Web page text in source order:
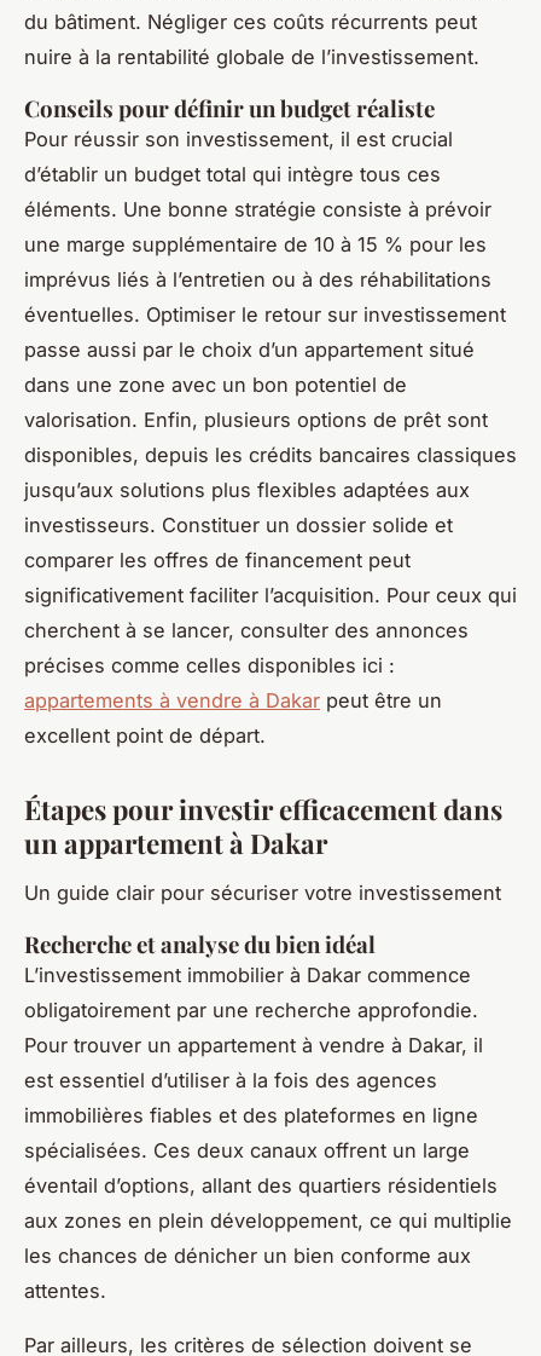
du bâtiment. Négliger ces coûts récurrents peut
nuire à la rentabilité globale de l’investissement.
Conseils pour définir un budget réaliste
Pour réussir son investissement, il est crucial
d’établir un budget total qui intègre tous ces
éléments. Une bonne stratégie consiste à prévoir
une marge supplémentaire de 10 à 15 % pour les
imprévus liés à l’entretien ou à des réhabilitations
éventuelles. Optimiser le retour sur investissement
passe aussi par le choix d’un appartement situé
dans une zone avec un bon potentiel de
valorisation. Enfin, plusieurs options de prêt sont
disponibles, depuis les crédits bancaires classiques
jusqu’aux solutions plus flexibles adaptées aux
investisseurs. Constituer un dossier solide et
comparer les offres de financement peut
significativement faciliter l’acquisition. Pour ceux qui
cherchent à se lancer, consulter des annonces
précises comme celles disponibles ici :
appartements à vendre à Dakar peut être un
excellent point de départ.
Étapes pour investir efficacement dans
un appartement à Dakar
Un guide clair pour sécuriser votre investissement
Recherche et analyse du bien idéal
L’investissement immobilier à Dakar commence
obligatoirement par une recherche approfondie.
Pour trouver un appartement à vendre à Dakar, il
est essentiel d’utiliser à la fois des agences
immobilières fiables et des plateformes en ligne
spécialisées. Ces deux canaux offrent un large
éventail d’options, allant des quartiers résidentiels
aux zones en plein développement, ce qui multiplie
les chances de dénicher un bien conforme aux
attentes.
Par ailleurs, les critères de sélection doivent se